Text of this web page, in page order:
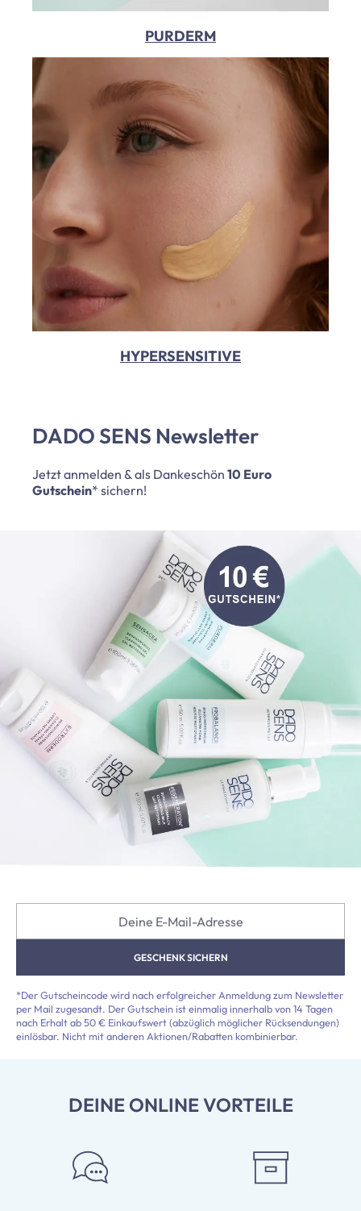
PURDERM
HYPERSENSITIVE
DADO SENS Newsletter
Jetzt anmelden & als Dankeschön 10 Euro
Gutschein* sichern!
GESCHENK SICHERN
*Der Gutscheincode wird nach erfolgreicher Anmeldung zum Newsletter
per Mail zugesandt. Der Gutschein ist einmalig innerhalb von 14 Tagen
nach Erhalt ab 50 € Einkaufswert (abzüglich möglicher Rücksendungen)
einlösbar. Nicht mit anderen Aktionen/Rabatten kombinierbar.
DEINE ONLINE VORTEILE